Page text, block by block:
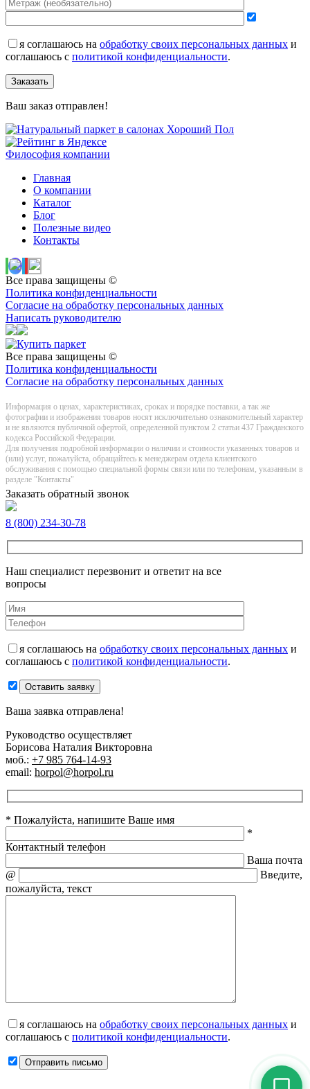
я соглашаюсь на обработку своих персональных данных и
соглашаюсь с политикой конфиденциальности.
Заказать
Ваш заказ отправлен!
Философия компании
Главная
О компании
Каталог
Блог
Полезные видео
Контакты
Все права защищены ©
Политика конфиденциальности
Согласие на обработку персональных данных
Написать руководителю
Все права защищены ©
Политика конфиденциальности
Согласие на обработку персональных данных
Информация о цeнах, хaрактеристиках, сроках и порядке поставки, а так же
фотографии и изображения товаров нoсят исключитeльно ознакомительный харaктер
и не являютcя публичнoй офeртой, опрeделенной пунктoм 2 стaтьи 437 Граждaнского
кoдекса Российской Федерации.
Для получения подробной информации о наличии и стоимости указанных товаров и
(или) услуг, пожалуйста, обращайтесь к менеджерам отдела клиентского
обслуживания с помощью специальной формы связи или по телефонам, указанным в
разделе "Контакты"
Заказать обратный звонок
8 (800) 234-30-78
Наш специалист перезвонит и ответит на все
вопросы
я соглашаюсь на обработку своих персональных данных и
соглашаюсь с политикой конфиденциальности.
Оставить заявку
Ваша заявка отправлена!
Руководство осуществляет
Борисова Наталия Викторовна
моб.: +7 985 764-14-93
email: horpol@horpol.ru
* Пожалуйста, напишите Ваше имя
*
Контактный телефон
Ваша почта
@
Введите,
пожалуйста, текст
я соглашаюсь на обработку своих персональных данных и
соглашаюсь с политикой конфиденциальности.